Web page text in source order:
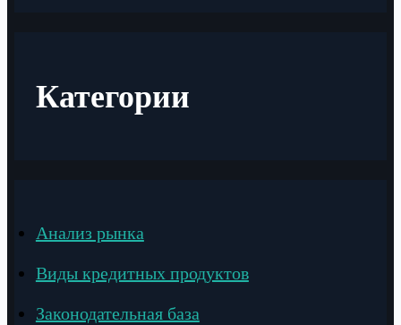
Категории
Анализ рынка
Виды кредитных продуктов
Законодательная база